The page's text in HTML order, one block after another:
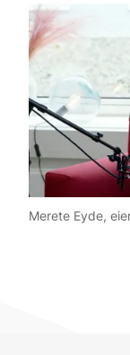
Merete Eyde,